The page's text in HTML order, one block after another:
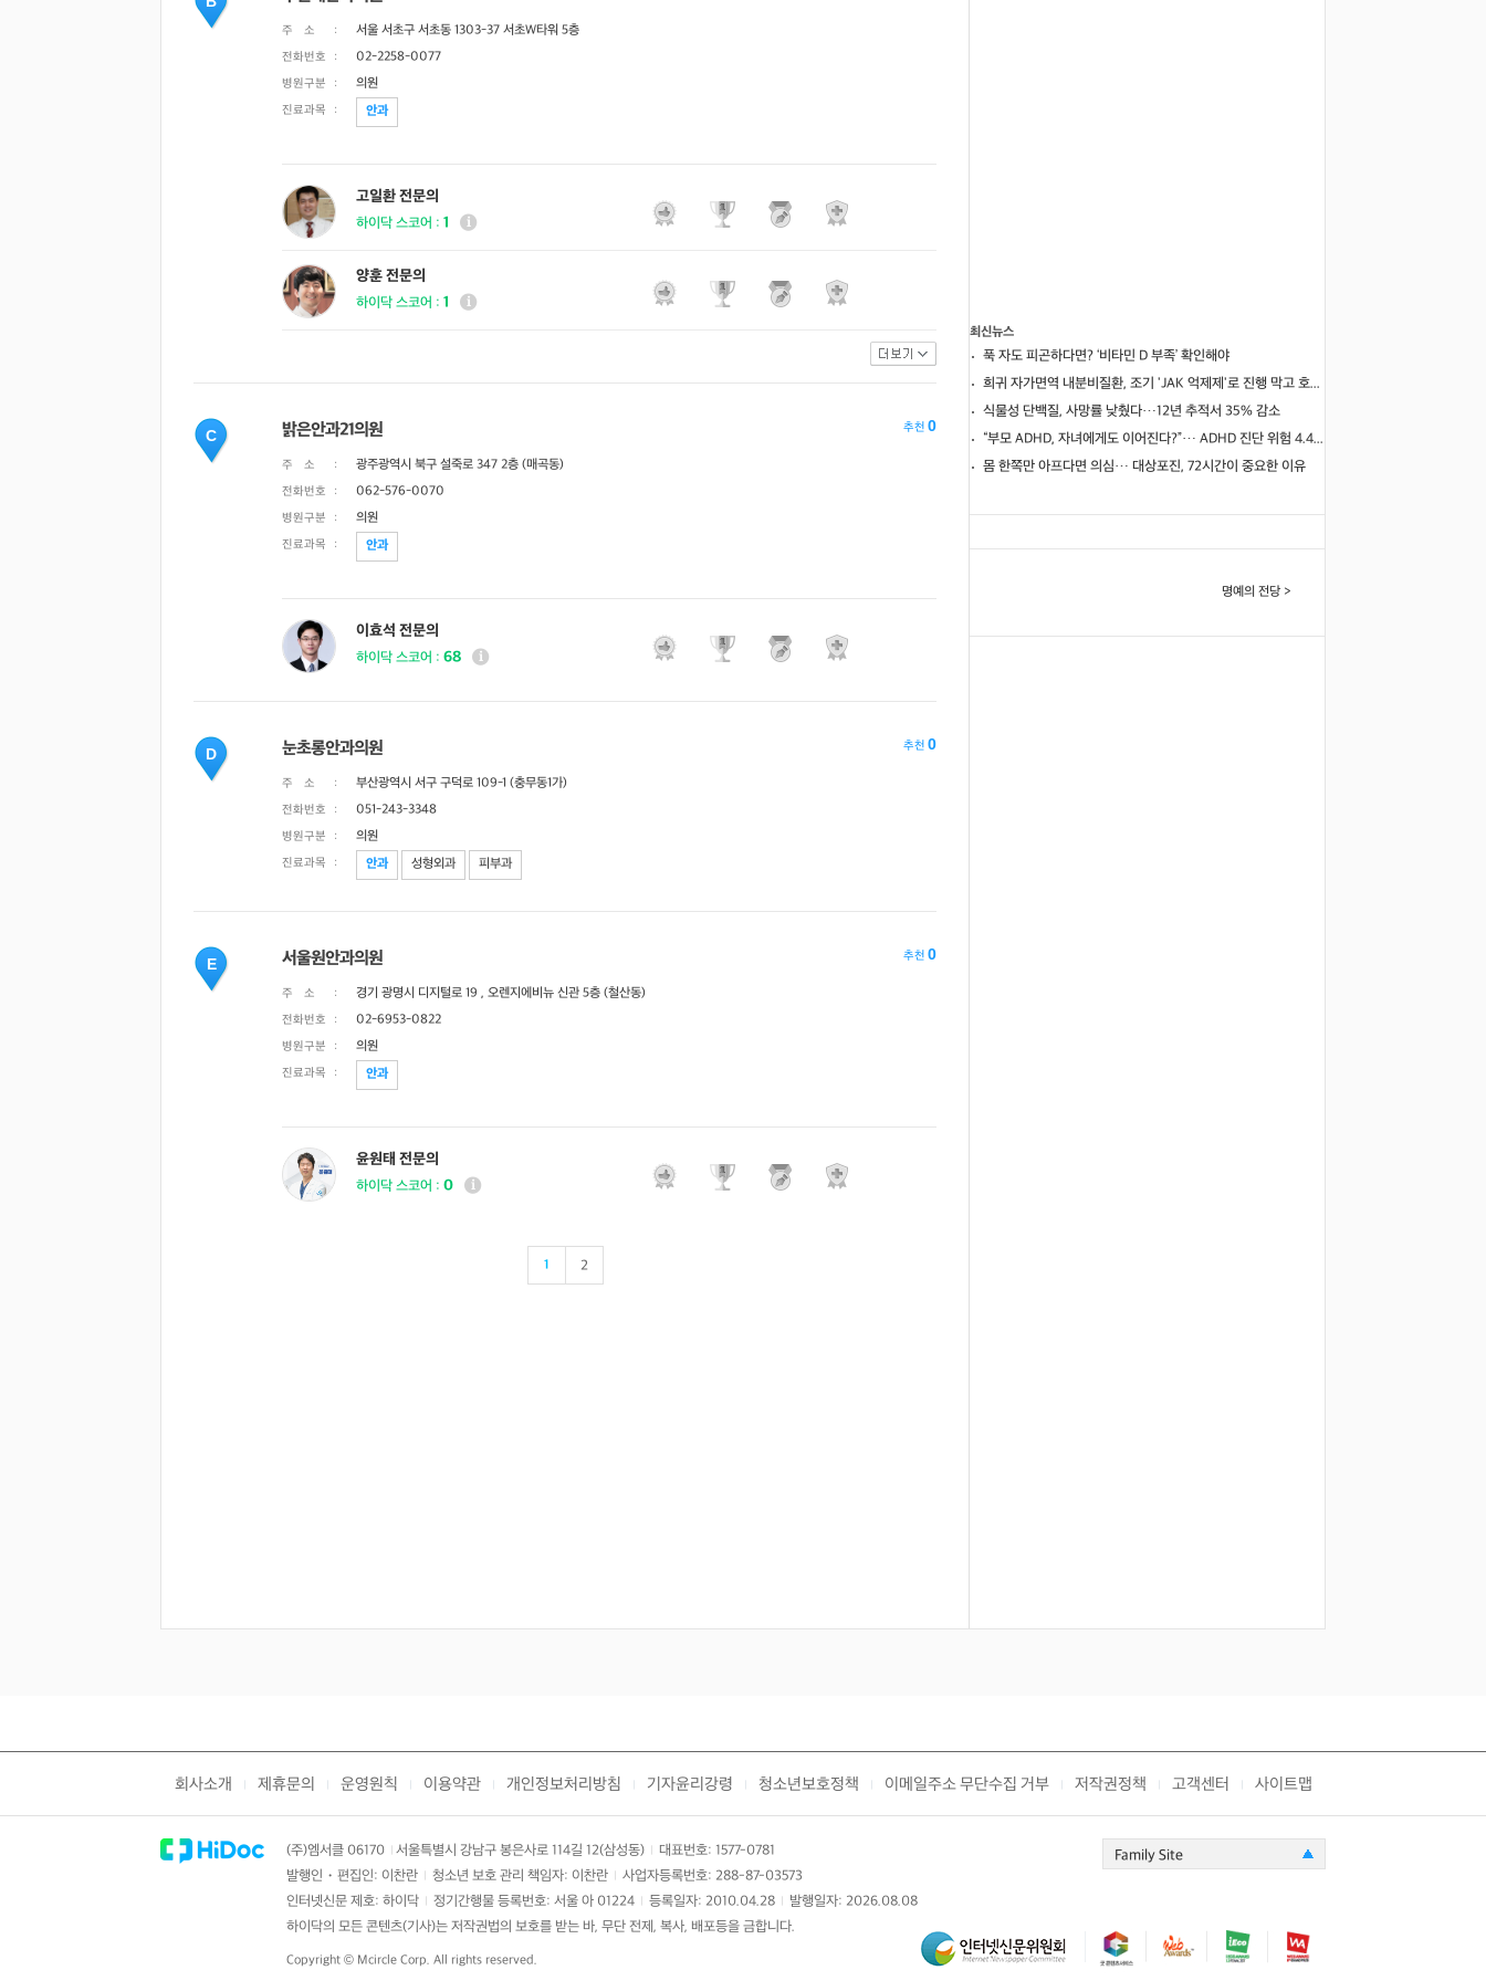
주 소 : 서울 서초구 서초동 1303-37 서초W타워 5층
전화번호 : 02-2258-0077
병원구분 : 의원
진료과목 : 안과
고일환 전문의
하이닥 스코어 : 1
양훈 전문의
하이닥 스코어 : 1
C 밝은안과21의원
주 소 : 광주광역시 북구 설죽로 347 2층 (매곡동)
전화번호 : 062-576-0070
병원구분 : 의원
진료과목 : 안과
이효석 전문의
하이닥 스코어 : 68
추천 0
D 눈초롱안과의원
주 소 : 부산광역시 서구 구덕로 109-1 (충무동1가)
전화번호 : 051-243-3348
병원구분 : 의원
진료과목 : 안과 성형외과 피부과
추천 0
E 서울원안과의원
주 소 : 경기 광명시 디지털로 19 , 오렌지에비뉴 신관 5층 (철산동)
전화번호 : 02-6953-0822
병원구분 : 의원
진료과목 : 안과
윤원태 전문의
하이닥 스코어 : 0
추천 0
1 2
최신뉴스
푹 자도 피곤하다면? ‘비타민 D 부족’ 확인해야
희귀 자가면역 내분비질환, 조기 'JAK 억제제'로 진행 막고 호르몬 기능 되살렸다
식물성 단백질, 사망률 낮췄다…12년 추적서 35% 감소
“부모 ADHD, 자녀에게도 이어진다?”… ADHD 진단 위험 4.47배 높아
몸 한쪽만 아프다면 의심… 대상포진, 72시간이 중요한 이유
명예의 전당 >
회사소개 제휴문의 운영원칙 이용약관 개인정보처리방침 기자윤리강령 청소년보호정책 이메일주소 무단수집 거부 저작권정책 고객센터 사이트맵
(주)엠서클 06170 서울특별시 강남구 봉은사로 114길 12(삼성동)
대표번호: 1577-0781
발행인・편집인: 이찬란
청소년 보호 관리 책임자: 이찬란
사업자등록번호: 288-87-03573
인터넷신문 제호: 하이닥
정기간행물 등록번호: 서울 아 01224 등록일자: 2010.04.28
발행일자: 2026.08.08
하이닥의 모든 콘텐츠(기사)는 저작권법의 보호를 받는 바, 무단 전제, 복사, 배포등을 금합니다.
Copyright © Mcircle Corp. All rights reserved.
Family Site